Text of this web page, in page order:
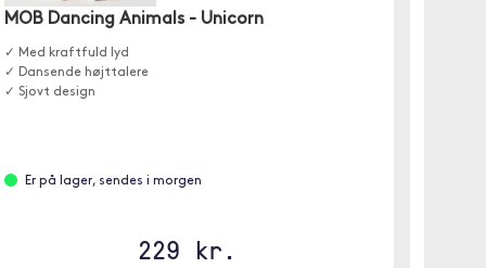
MOB Dancing Animals - Unicorn
✓ Med kraftfuld lyd
✓ Dansende højttalere
✓ Sjovt design
Er på lager, sendes i morgen
229 kr.